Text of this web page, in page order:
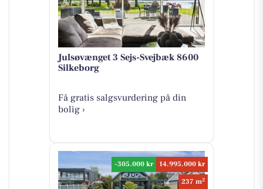
Julsøvænget 3 Sejs-Svejbæk 8600
Silkeborg
Få gratis salgsvurdering på din
bolig ›
-305.000 kr
14.995.000 kr
237 m2